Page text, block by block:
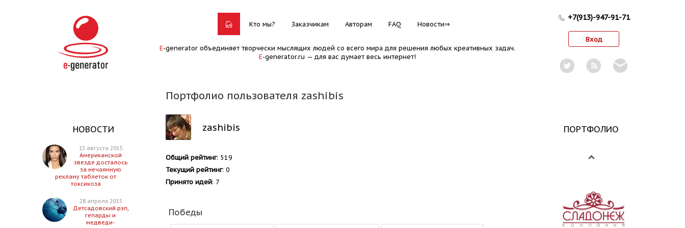
Кто мы? Заказчикам Авторам FAQ Новости
E-generator объединяет творчески мыслящих людей со всего мира для решения любых креативных задач.
E-generator.ru — для вас думает весь интернет!
+7(913)-947-91-71
Вход
Портфолио пользователя zashibis
НОВОСТИ
13 августа 2015
Американской
звезде досталось
за нечаянную
рекламу таблеток от
токсикоза
28 апреля 2015
Детсадовский рэп,
гепарды и
медведи-
zashibis
Общий рейтинг: 519
Текущий рейтинг: 0
Принято идей: 7
Победы
ПОРТФОЛИО